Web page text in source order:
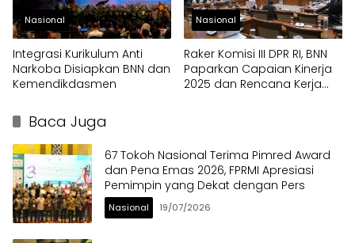
Nasional
Integrasi Kurikulum Anti
Narkoba Disiapkan BNN dan
Kemendikdasmen
Nasional
Raker Komisi III DPR RI, BNN
Paparkan Capaian Kinerja
2025 dan Rencana Kerja
Baca Juga
67 Tokoh Nasional Terima Pimred Award
dan Pena Emas 2026, FPRMI Apresiasi
Pemimpin yang Dekat dengan Pers
Nasional 19/07/2026